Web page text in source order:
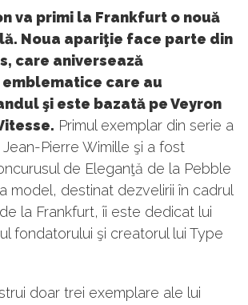
va primi la Frankfurt o nouă
Noua apariţie face parte din
care aniversează
care au
şi este bazată pe Veyron
Primul exemplar din serie a
Pierre Wimille şi a fost
de Eleganţă de la Pebble
model, destinat dezvelirii în cadrul
la Frankfurt, îi este dedicat lui
fondatorului şi creatorul lui Type
doar trei exemplare ale lui